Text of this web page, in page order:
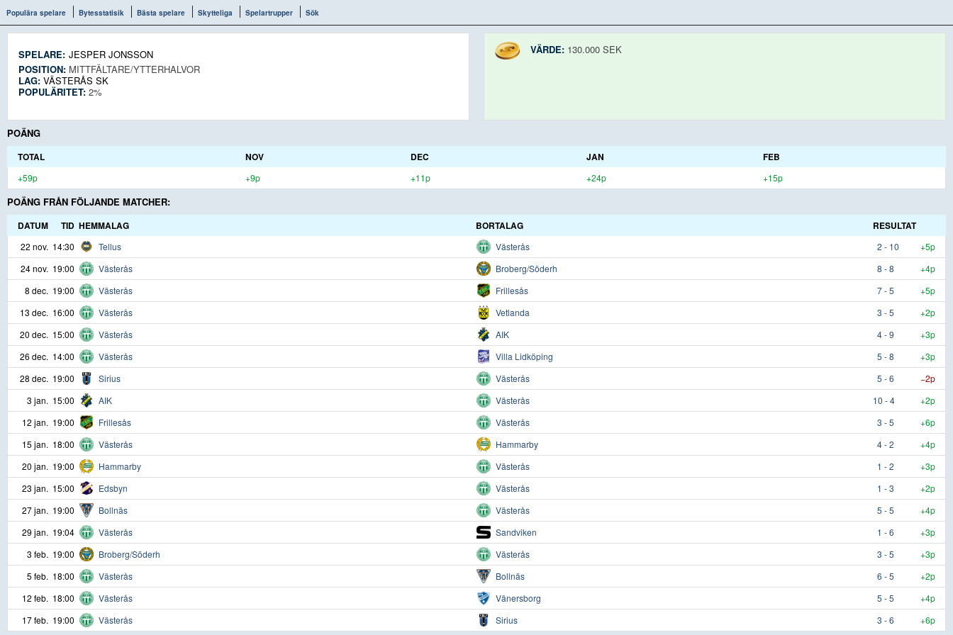
Populära spelare Bytesstatisik Bästa spelare Skytteliga Spelartrupper Sök
SPELARE: JESPER JONSSON
POSITION: MITTFÄLTARE/YTTERHALVOR
LAG: VÄSTERÅS SK
POPULÄRITET: 2%
VÄRDE: 130.000 SEK
POÄNG
TOTAL NOV DEC JAN FEB
+59p +9p +11p +24p +15p
POÄNG FRÅN FÖLJANDE MATCHER:
DATUM TID HEMMALAG BORTALAG RESULTAT
22 nov. 14:30 Tellus Västerås 2 - 10
+5p
24 nov. 19:00 Västerås Broberg/Söderh 8 - 8
+4p
8 dec. 19:00 Västerås Frillesås 7 - 5
+5p
13 dec. 16:00 Västerås Vetlanda 3 - 5
+2p
20 dec. 15:00 Västerås AIK 4 - 9
+3p
26 dec. 14:00 Västerås Villa Lidköping 5 - 8
+3p
28 dec. 19:00 Sirius Västerås 5 - 6
−2p
3 jan. 15:00 AIK Västerås 10 - 4
+2p
12 jan. 19:00 Frillesås Västerås 3 - 5
+6p
15 jan. 18:00 Västerås Hammarby 4 - 2
+4p
20 jan. 19:00 Hammarby Västerås 1 - 2
+3p
23 jan. 15:00 Edsbyn Västerås 1 - 3
+2p
27 jan. 19:00 Bollnäs Västerås 5 - 5
+4p
29 jan. 19:04 Västerås Sandviken 1 - 6
+3p
3 feb. 19:00 Broberg/Söderh Västerås 3 - 5
+3p
5 feb. 18:00 Västerås Bollnäs 6 - 5
+2p
12 feb. 18:00 Västerås Vänersborg 5 - 5
+4p
17 feb. 19:00 Västerås Sirius 3 - 6 +6p